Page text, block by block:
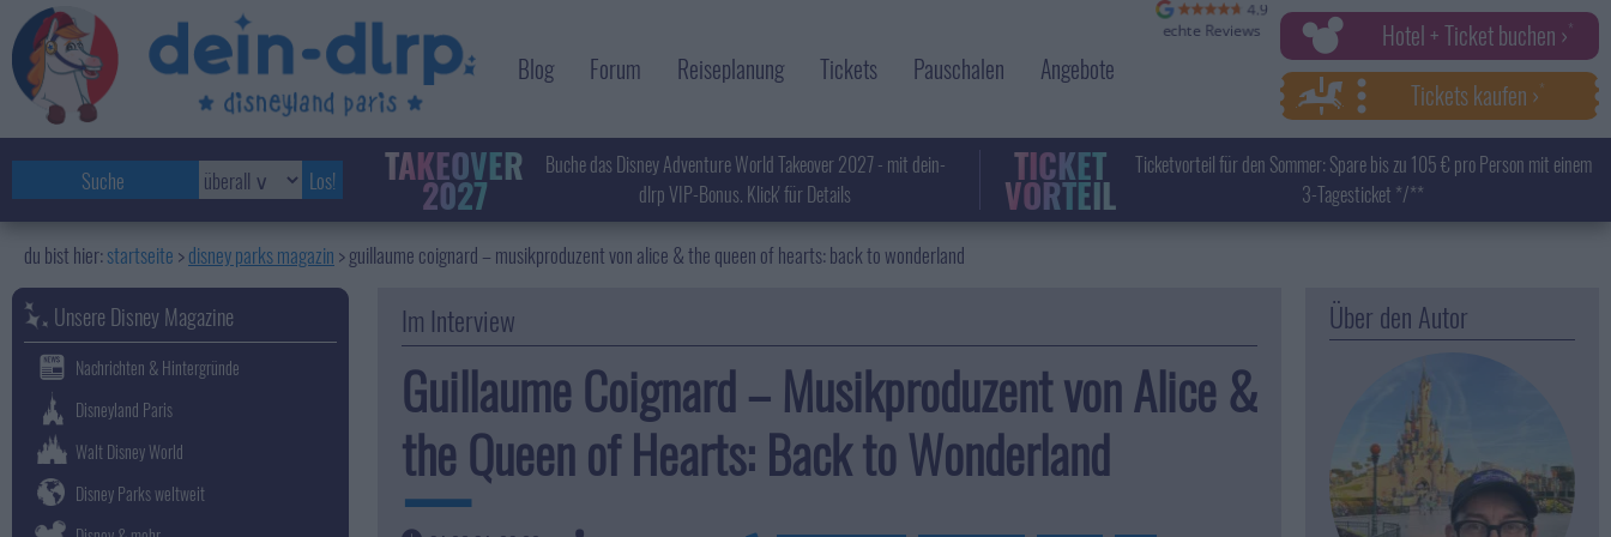
Blog Forum Reiseplanung Tickets Pauschalen Angebote
Hotel + Ticket buchen ›
Tickets kaufen ›
TAKEOVER
2027
Buche das Disney Adventure World Takeover 2027 - mit dein-
dlrp VIP-Bonus. Klick' für Details
TICKET
VORTEIL
Ticketvorteil für den Sommer: Spare bis zu 105 € pro Person mit einem
3-Tagesticket */**
startseite disney parks magazin >guillaume coignard – musikproduzent von alice & the queen of hearts: back to wonderland
Im Interview
Guillaume Coignard – Musikproduzent von Alice &
the Queen of Hearts: Back to Wonderland
Über den Autor
Unsere Disney Magazine
Nachrichten & Hintergründe
Disneyland Paris
Walt Disney World
Disney Parks weltweit